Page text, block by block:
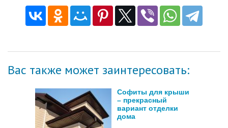
Вас также может заинтересовать:
Софиты для крыши
– прекрасный
вариант отделки
дома